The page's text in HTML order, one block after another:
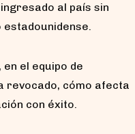
al país sin
el equipo de
revocado, cómo afecta
con éxito.